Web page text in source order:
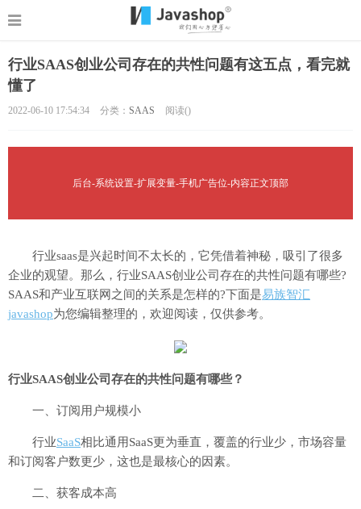
行业SAAS创业公司存在的共性问题有这五点，看完就
懂了
2022-06-10 17:54:34 分类： SAAS 阅读()
后台-系统设置-扩展变量-手机广告位-内容正文顶部
行业saas是兴起时间不太长的，它凭借着神秘，吸引了很多
企业的观望。那么，行业SAAS创业公司存在的共性问题有哪些?
SAAS和产业互联网之间的关系是怎样的?下面是易族智汇
javashop为您编辑整理的，欢迎阅读，仅供参考。
行业SAAS创业公司存在的共性问题有哪些？
一、订阅用户规模小
行业SaaS相比通用SaaS更为垂直，覆盖的行业少，市场容量
和订阅客户数更少，这也是最核心的因素。
二、获客成本高